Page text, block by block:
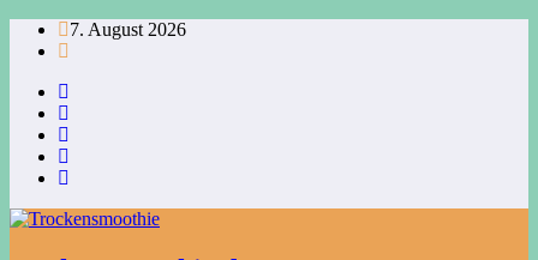
Zum
Inhalt
7. August 2026